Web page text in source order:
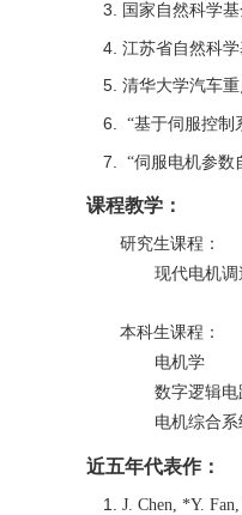
国家自然科学
江苏省自然科
清华大学汽车
“基于伺服控制
“伺服电机参数
课程教学：
研究生课程：
现代电机
本科生课程：
电机学
数字逻辑电
电机综合
近五年代表作：
J. Chen, *Y.